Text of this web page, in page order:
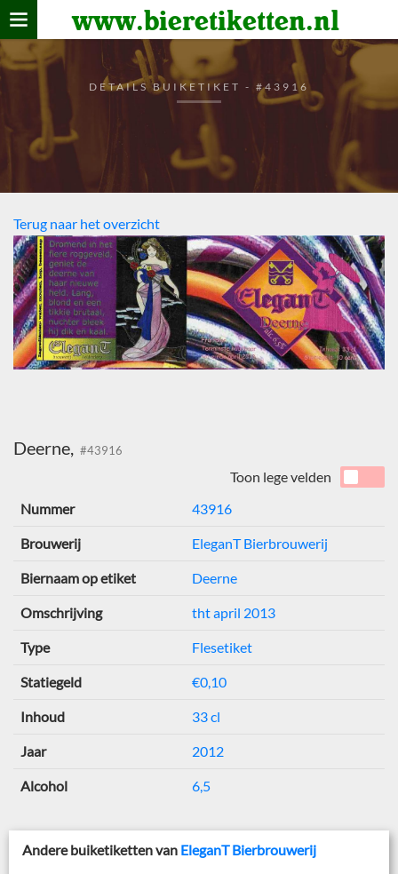
www.bieretiketten.nl
Home
verzamelen
De bierkaart
Bezoekers
DETAILS BUIKETIKET - #43916
Terug naar het overzicht
Deerne, #43916
Toon lege velden
Nummer
43916
Brouwerij EleganT Bierbrouwerij
Biernaam op etiket Deerne
Omschrijving tht april 2013
Type Flesetiket
Statiegeld €0,10
Inhoud 33 cl
Jaar 2012
Alcohol 6,5
Andere buiketiketten van EleganT Bierbrouwerij